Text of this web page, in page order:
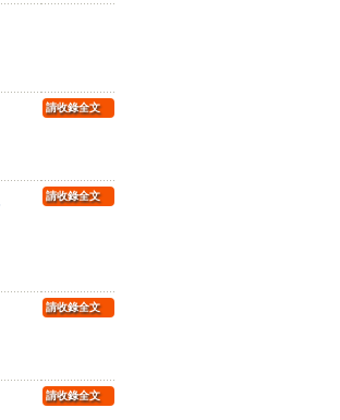
請收錄全文
請收錄全文
請收錄全文
請收錄全文